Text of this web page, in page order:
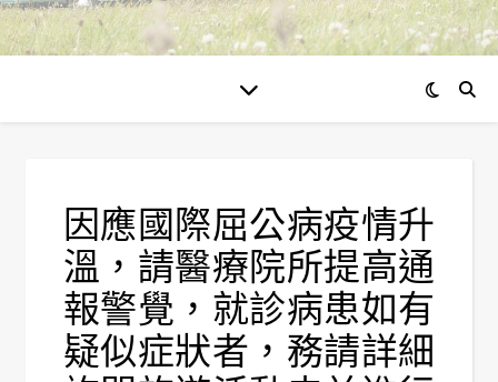
因應國際屈公病疫情升
溫，請醫療院所提高通
報警覺，就診病患如有
疑似症狀者，務請詳細